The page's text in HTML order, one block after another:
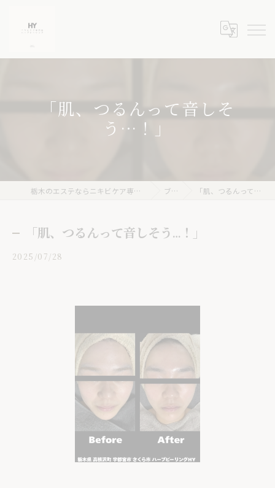
「肌、つるんって音しそ
う…！」
栃木のエステならニキビケア専門店 ハーブピーリングHY ブログ 「肌、つるんって音しそう…！」
「肌、つるんって音しそう…！」
2025/07/28